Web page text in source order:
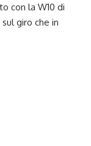
con la W10 di
giro che in